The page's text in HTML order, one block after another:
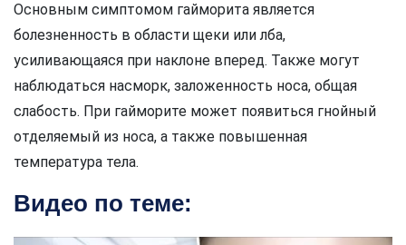
Основным симптомом гайморита является
болезненность в области щеки или лба,
усиливающаяся при наклоне вперед. Также могут
наблюдаться насморк, заложенность носа, общая
слабость. При гайморите может появиться гнойный
отделяемый из носа, а также повышенная
температура тела.
Видео по теме: